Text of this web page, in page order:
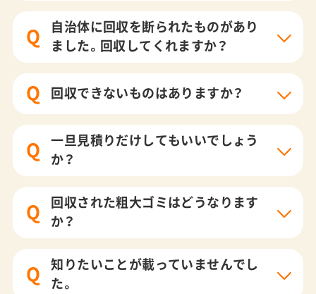
Q
自治体に回収を断られたものがあり
ました。回収してくれますか？
Q 回収できないものはありますか？
Q
一旦見積りだけしてもいいでしょう
か？
Q
回収された粗大ゴミはどうなります
か？
Q
知りたいことが載っていませんでし
た。